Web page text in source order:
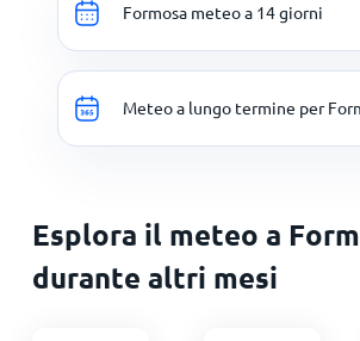
Formosa meteo a 14 giorni
Meteo a lungo termine per
Esplora il meteo a
durante altri mesi